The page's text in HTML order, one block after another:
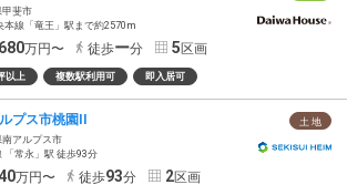
甲斐市
本線「竜王」駅まで約2570m
万円〜 徒歩ー分 5 区画
以上 複数駅利用可 即入居可
土 地
プス市桃園II
南アルプス市
「常永」駅 徒歩93分
万円〜 徒歩93分 2区画